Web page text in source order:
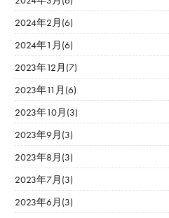
2024年2月(6)
2024年1月(6)
2023年12月(7)
2023年11月(6)
2023年10月(3)
2023年9月(3)
2023年8月(3)
2023年7月(3)
2023年6月(3)